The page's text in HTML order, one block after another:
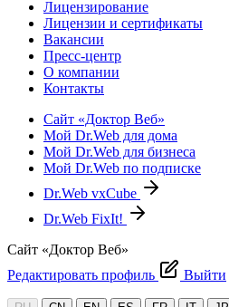
Лицензирование
Лицензии и сертификаты
Вакансии
Пресс-центр
О компании
Контакты
Сайт «Доктор Веб»
Мой Dr.Web для дома
Мой Dr.Web для бизнеса
Мой Dr.Web по подписке
Dr.Web vxCube
Dr.Web FixIt!
Сайт «Доктор Веб»
Редактировать профиль
Выйти